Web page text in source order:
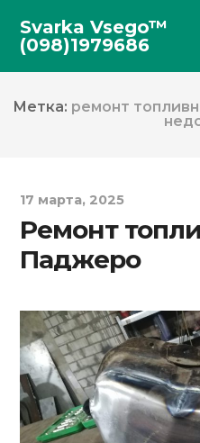
Svarka Vsego™
(098)1979686
Метка: ремонт
17 марта, 2025
Ремонт
Паджеро